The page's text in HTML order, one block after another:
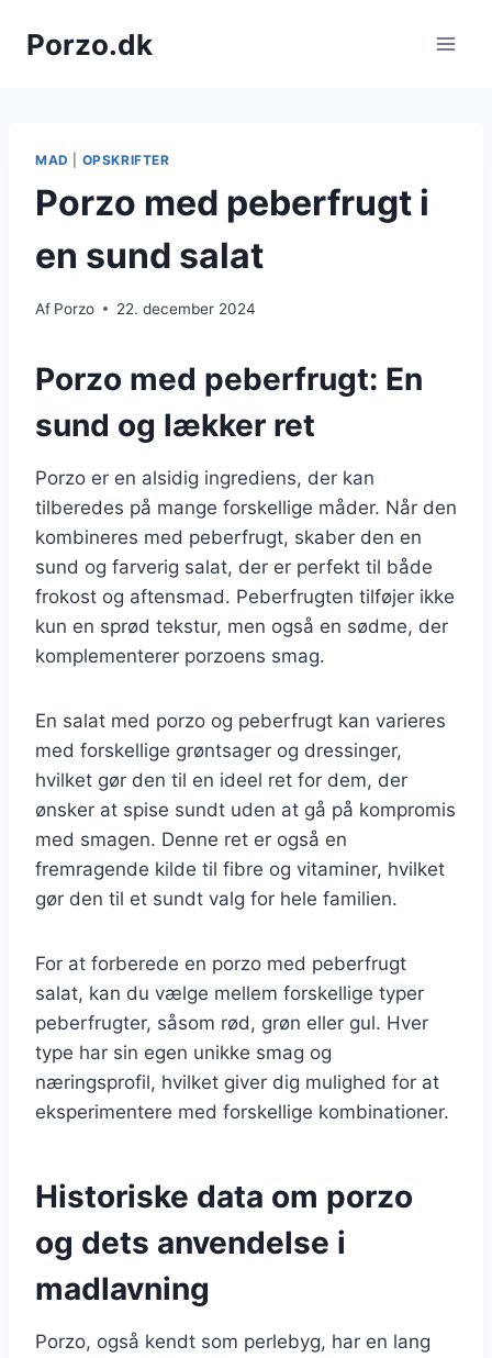
Porzo.dk
MAD OPSKRIFTER
Porzo med peberfrugt i
en sund salat
Af Porzo 22. december 2024
Porzo med peberfrugt: En
sund og lækker ret
Porzo er en alsidig ingrediens, der kan
tilberedes på mange forskellige måder. Når den
kombineres med peberfrugt, skaber den en
sund og farverig salat, der er perfekt til både
frokost og aftensmad. Peberfrugten tilføjer ikke
kun en sprød tekstur, men også en sødme, der
komplementerer porzoens smag.
En salat med porzo og peberfrugt kan varieres
med forskellige grøntsager og dressinger,
hvilket gør den til en ideel ret for dem, der
ønsker at spise sundt uden at gå på kompromis
med smagen. Denne ret er også en
fremragende kilde til fibre og vitaminer, hvilket
gør den til et sundt valg for hele familien.
For at forberede en porzo med peberfrugt
salat, kan du vælge mellem forskellige typer
peberfrugter, såsom rød, grøn eller gul. Hver
type har sin egen unikke smag og
næringsprofil, hvilket giver dig mulighed for at
eksperimentere med forskellige kombinationer.
Historiske data om porzo
og dets anvendelse i
madlavning
Porzo, også kendt som perlebyg, har en lang